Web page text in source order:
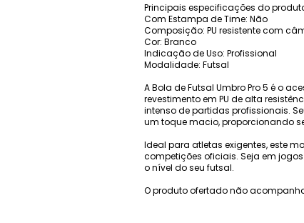
Principais especificações do
Com Estampa de Time: Não
Composição: PU resistente com
Cor: Branco
Indicação de Uso: Profissional
Modalidade: Futsal
A Bola de Futsal Umbro Pro 5 é o
revestimento em PU de alta
intenso de partidas profissionais.
um toque macio, proporcionando
Ideal para atletas exigentes, este
competições oficiais. Seja em
o nível do seu futsal.
O produto ofertado não